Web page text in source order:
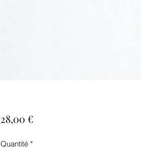
28,00 €Prix
Quantité *